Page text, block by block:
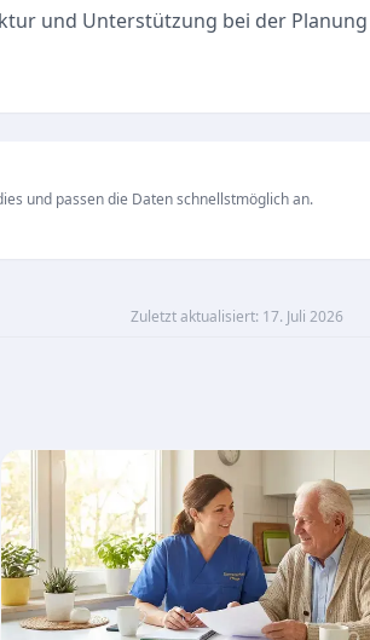
und Unterstützung bei der Planung
und passen die Daten schnellstmöglich an.
Zuletzt aktualisiert: 17. Juli 2026